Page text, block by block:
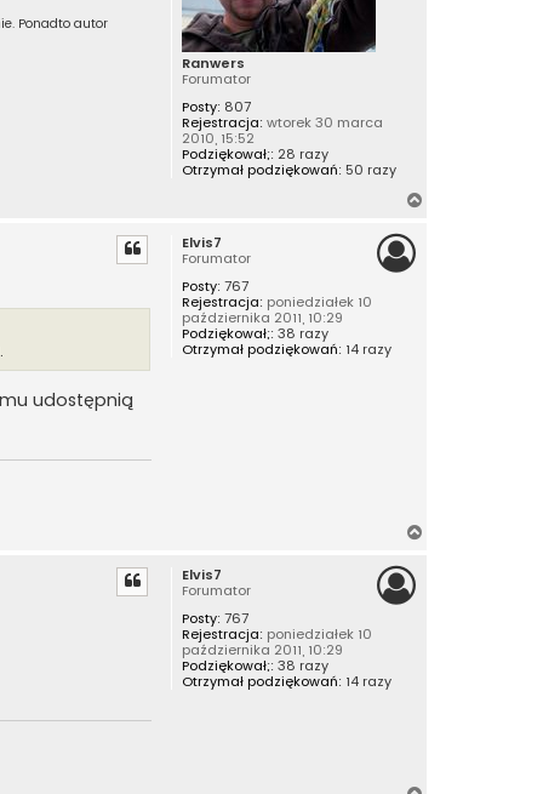
Ranwers
Forumator
Posty: 807
Rejestracja: wtorek 30 marca
2010, 15:52
Podziękował;: 28 razy
Otrzymał podziękowań: 50 razy
Ponadto autor
Elvis7
Forumator
Posty: 767
Rejestracja: poniedziałek 10
października 2011, 10:29
Podziękował;: 38 razy
Otrzymał podziękowań: 14 razy
udostępnią
Elvis7
Forumator
Posty: 767
Rejestracja: poniedziałek 10
października 2011, 10:29
Podziękował;: 38 razy
Otrzymał podziękowań: 14 razy